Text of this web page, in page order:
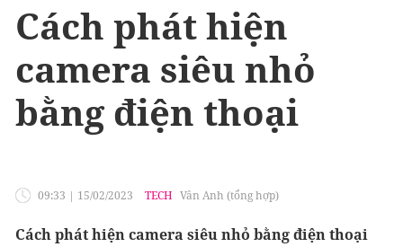
Cách phát hiện
camera siêu nhỏ
bằng điện thoại
09:33 | 15/02/2023 TECH Vân Anh (tổng hợp)
Cách phát hiện camera siêu nhỏ bằng điện thoại